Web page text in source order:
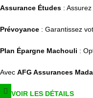
Assurance Études :
Prévoyance : Garantissez
Plan Épargne Machouli :
Avec AFG Assurances
VOIR LES DÉTAILS